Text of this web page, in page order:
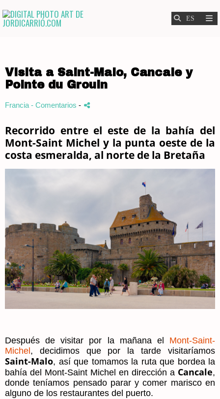
Visita a Saint-Malo, Cancale y
Pointe du Grouin
Francia - Comentarios -
Recorrido entre el este de la bahía del
Mont-Saint Michel y la punta oeste de la
costa esmeralda, al norte de la Bretaña
Después de visitar por la mañana el Mont-Saint-
Michel , decidimos que por la tarde visitaríamos
Saint-Malo, así que tomamos la ruta que bordea la
bahía del Mont-Saint Michel en dirección a Cancale,
donde teníamos pensado parar y comer marisco en
alguno de los restaurantes del puerto.